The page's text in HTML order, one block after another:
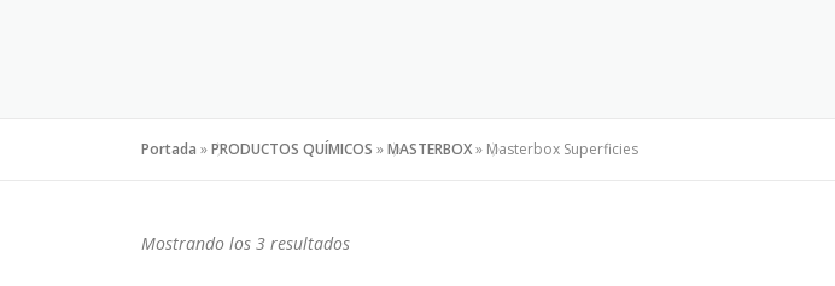
Portada »PRODUCTOS QUÍMICOS »MASTERBOX» Masterbox Superficies
Mostrando los 3 resultados